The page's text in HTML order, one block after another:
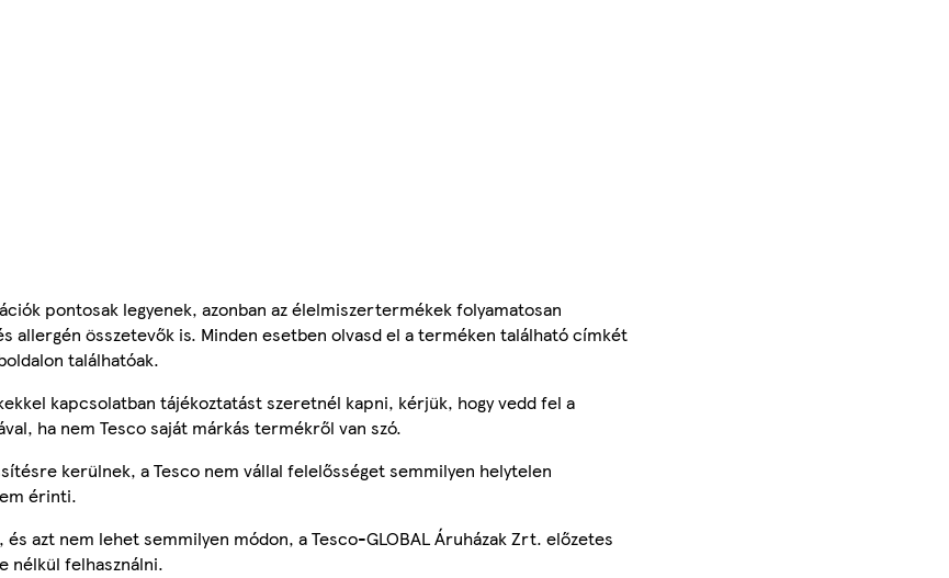
pontosak legyenek, azonban az élelmiszertermékek folyamatosan
allergén összetevők is. Minden esetben olvasd el a terméken található címkét
találhatóak.
kapcsolatban tájékoztatást szeretnél kapni, kérjük, hogy vedd fel a
ha nem Tesco saját márkás termékről van szó.
kerülnek, a Tesco nem vállal felelősséget semmilyen helytelen
érinti.
azt nem lehet semmilyen módon, a Tesco-GLOBAL Áruházak Zrt. előzetes
nélkül felhasználni.